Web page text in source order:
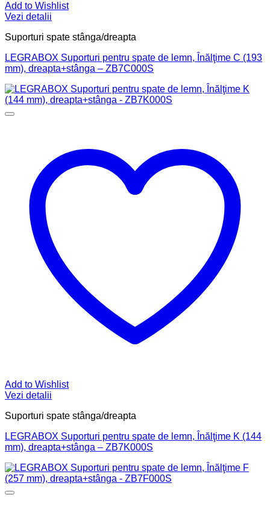
Add to Wishlist
Vezi detalii
Suporturi spate stânga/dreapta
LEGRABOX Suporturi pentru spate de lemn, Înălţime C (193
mm), dreapta+stânga – ZB7C000S
Add to Wishlist
Vezi detalii
Suporturi spate stânga/dreapta
LEGRABOX Suporturi pentru spate de lemn, Înălţime K (144
mm), dreapta+stânga – ZB7K000S